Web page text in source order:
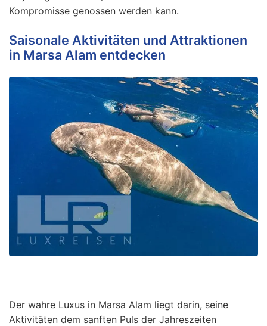
Kompromisse genossen werden kann.
Saisonale Aktivitäten und Attraktionen
in Marsa Alam entdecken
Der wahre Luxus in Marsa Alam liegt darin, seine
Aktivitäten dem sanften Puls der Jahreszeiten